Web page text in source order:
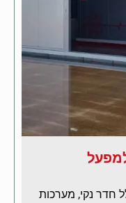
חדר נקי, מערכות